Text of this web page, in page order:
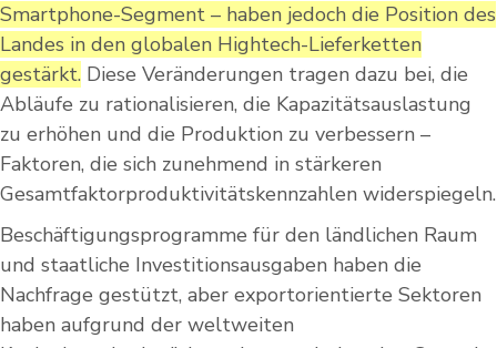
Smartphone-Segment – haben jedoch die Position des
Landes in den globalen Hightech-Lieferketten
gestärkt. Diese Veränderungen tragen dazu bei, die
Abläufe zu rationalisieren, die Kapazitätsauslastung
zu erhöhen und die Produktion zu verbessern –
Faktoren, die sich zunehmend in stärkeren
Gesamtfaktorproduktivitätskennzahlen widerspiegeln.
Beschäftigungsprogramme für den ländlichen Raum
und staatliche Investitionsausgaben haben die
Nachfrage gestützt, aber exportorientierte Sektoren
haben aufgrund der weltweiten